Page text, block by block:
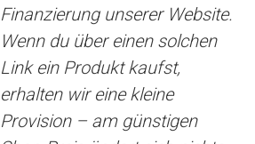
Finanzierung unserer Website.
Wenn du über einen solchen
Link ein Produkt kaufst,
erhalten wir eine kleine
Provision – am günstigen